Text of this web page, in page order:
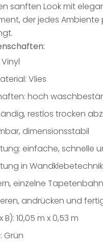
sanften Look mit
der jedes Ambiente
Vlies
hoch
restlos trocken
dimensionsstabil
einfache, schnelle
in
einzelne
andrücken und
B): 10,05 m x 0,53 m
Grün